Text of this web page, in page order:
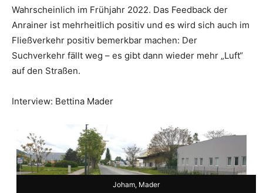
Wahrscheinlich im Frühjahr 2022. Das Feedback der
Anrai­ner ist mehrheitlich posi­tiv und es wird sich auch im
Fließverkehr positiv bemerkbar machen: Der
Suchverkehr fällt weg – es gibt dann wieder mehr „Luft“
auf den Straßen.
Interview: Bettina Mader
Joham, Mader